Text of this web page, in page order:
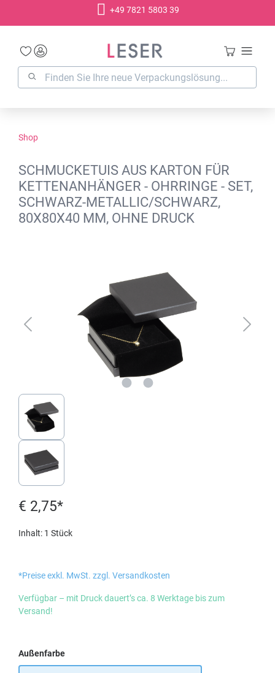
+49 7821 5803 39
Shop
SCHMUCKETUIS AUS KARTON FÜR
KETTENANHÄNGER - OHRRINGE - SET,
SCHWARZ-METALLIC/SCHWARZ,
80X80X40 MM, OHNE DRUCK
€ 2,75*
Inhalt: 1 Stück
*Preise exkl. MwSt. zzgl. Versandkosten
Verfügbar – mit Druck dauert’s ca. 8 Werktage bis zum
Versand!
Außenfarbeauswählen